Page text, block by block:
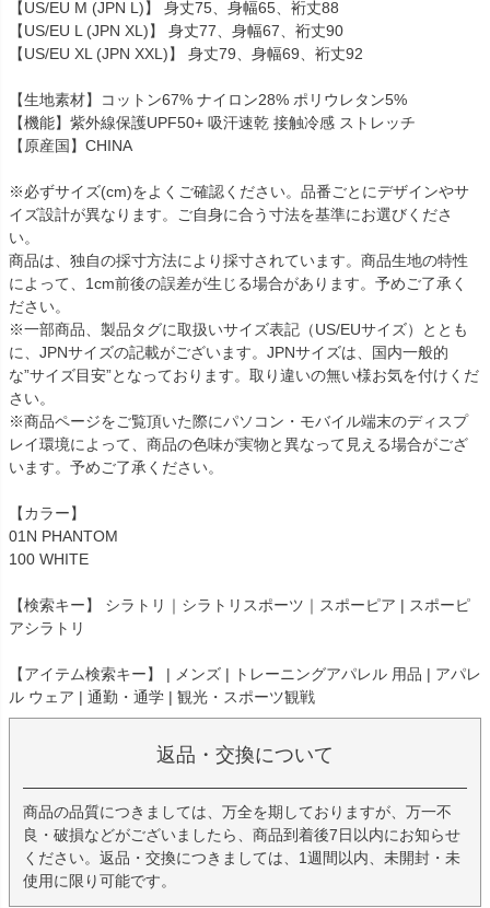
【US/EU M (JPN L)】 身丈75、身幅65、裄丈88
【US/EU L (JPN XL)】 身丈77、身幅67、裄丈90
【US/EU XL (JPN XXL)】 身丈79、身幅69、裄丈92
【生地素材】コットン67% ナイロン28% ポリウレタン5%
【機能】紫外線保護UPF50+ 吸汗速乾 接触冷感 ストレッチ
【原産国】CHINA
※必ずサイズ(cm)をよくご確認ください。品番ごとにデザインやサ
イズ設計が異なります。ご自身に合う寸法を基準にお選びくださ
い。
商品は、独自の採寸方法により採寸されています。商品生地の特性
によって、1cm前後の誤差が生じる場合があります。予めご了承く
ださい。
※一部商品、製品タグに取扱いサイズ表記（US/EUサイズ）ととも
に、JPNサイズの記載がございます。JPNサイズは、国内一般的
な”サイズ目安”となっております。取り違いの無い様お気を付けくだ
さい。
※商品ページをご覧頂いた際にパソコン・モバイル端末のディスプ
レイ環境によって、商品の色味が実物と異なって見える場合がござ
います。予めご了承ください。
【カラー】
01N PHANTOM
100 WHITE
【検索キー】 シラトリ｜シラトリスポーツ｜スポーピア | スポーピ
アシラトリ
【アイテム検索キー】 | メンズ | トレーニングアパレル 用品 | アパレ
ル ウェア | 通勤・通学 | 観光・スポーツ観戦
返品・交換について
商品の品質につきましては、万全を期しておりますが、万一不
良・破損などがございましたら、商品到着後7日以内にお知らせ
ください。返品・交換につきましては、1週間以内、未開封・未
使用に限り可能です。